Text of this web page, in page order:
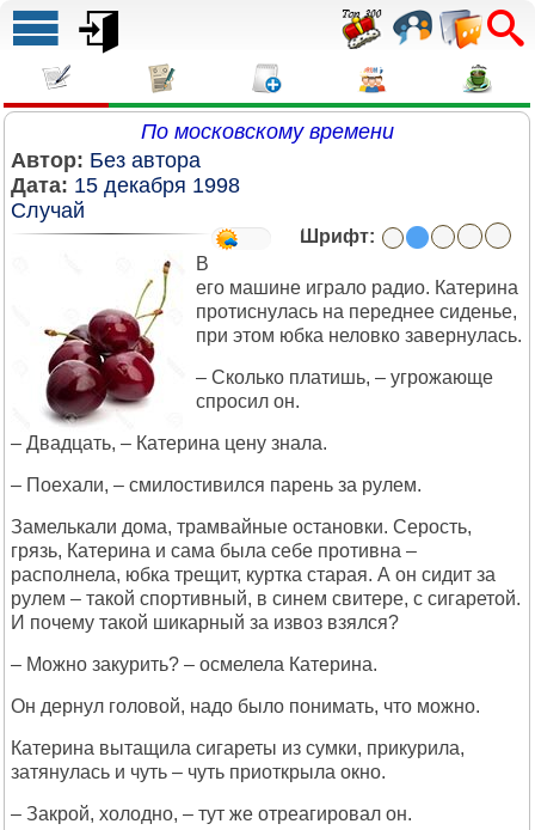
По московскому времени
Автор: Без автора
Дата: 15 декабря 1998
Случай
Шрифт:
В
его машине играло радио. Катерина
протиснулась на переднее сиденье,
при этом юбка неловко завернулась.
– Сколько платишь, – угрожающе
спросил он.
– Двадцать, – Катерина цену знала.
– Поехали, – смилостивился парень за рулем.
Замелькали дома, трамвайные остановки. Серость,
грязь, Катерина и сама была себе противна –
располнела, юбка трещит, куртка старая. А он сидит за
рулем – такой спортивный, в синем свитере, с сигаретой.
И почему такой шикарный за извоз взялся?
– Можно закурить? – осмелела Катерина.
Он дернул головой, надо было понимать, что можно.
Катерина вытащила сигареты из сумки, прикурила,
затянулась и чуть – чуть приоткрыла окно.
– Закрой, холодно, – тут же отреагировал он.